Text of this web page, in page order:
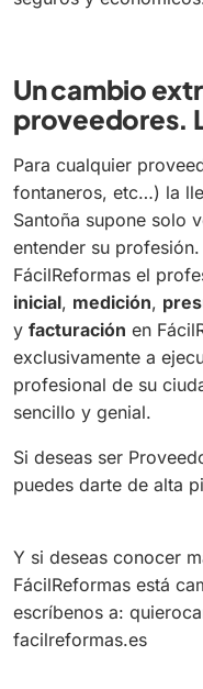
Un cambio
proveedores.
Para cualquier
fontaneros, etc…) la
Santoña supone solo
entender su
FácilReformas el
inicial, medición,
y facturación en
exclusivamente a
profesional de su
sencillo y genial.
Si deseas ser
puedes darte de alta
Y si deseas conocer
FácilReformas está
escríbenos a:
facilreformas.es